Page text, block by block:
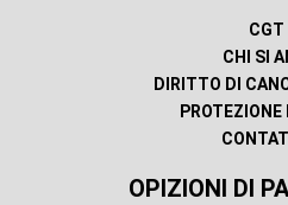
CGT
CHI SI
DIRITTO DI
PROTEZIONE
OPIZIONI DI